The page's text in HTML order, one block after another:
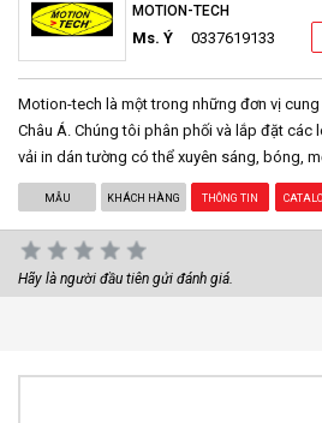
MOTION-TECH
Ms. Ý 0337619133
Motion-tech là một trong những đơn vị
Châu Á. Chúng tôi phân phối và lắp đặt các
vải in dán tường có thể xuyên sáng, bóng,
MẪU KHÁCH HÀNG THÔNG TIN
Hãy là người đầu tiên gửi đánh giá.